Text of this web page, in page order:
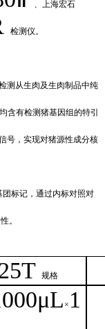
、上海宏石
检测仪。
测从生肉及生肉制品中纯
含有检测猪基因组的特引
号，实现对猪源性成分核
团标记，通过内标对照对
性。
5T 规格
L × 1